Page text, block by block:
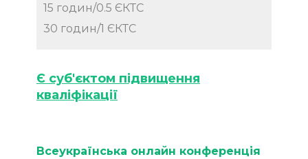
Всеукраїнська онлайн конференція
15 годин/0.5 ЄКТС
30 годин/1 ЄКТС
Є суб'єктом підвищення
кваліфікації